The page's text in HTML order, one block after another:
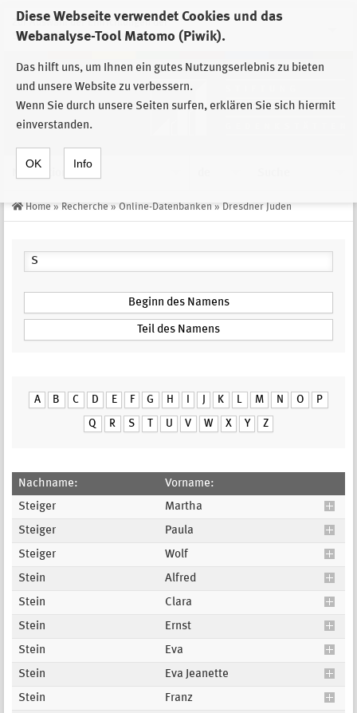
Diese Webseite verwendet Cookies und das
Webanalyse-Tool Matomo (Piwik).
Das hilft uns, um Ihnen ein gutes Nutzungserlebnis zu bieten
und unsere Website zu verbessern.
Wenn Sie durch unsere Seiten surfen, erklären Sie sich hiermit
einverstanden.
OK Info
Zur Auswahl der Einrichtungen der
Stiftung Sächsische Gedenkstätten
Home » Recherche » Online-Datenbanken » Dresdner Juden
A B C D E F G H K L M N O P
Q R S U V W X Y Z
Nachname:
Vorname:
Steiger
Martha
Steiger
Paula
Steiger
Wolf
Stein
Alfred
Stein
Clara
Stein
Ernst
Stein
Eva
Stein
Eva Jeanette
Stein
Franz